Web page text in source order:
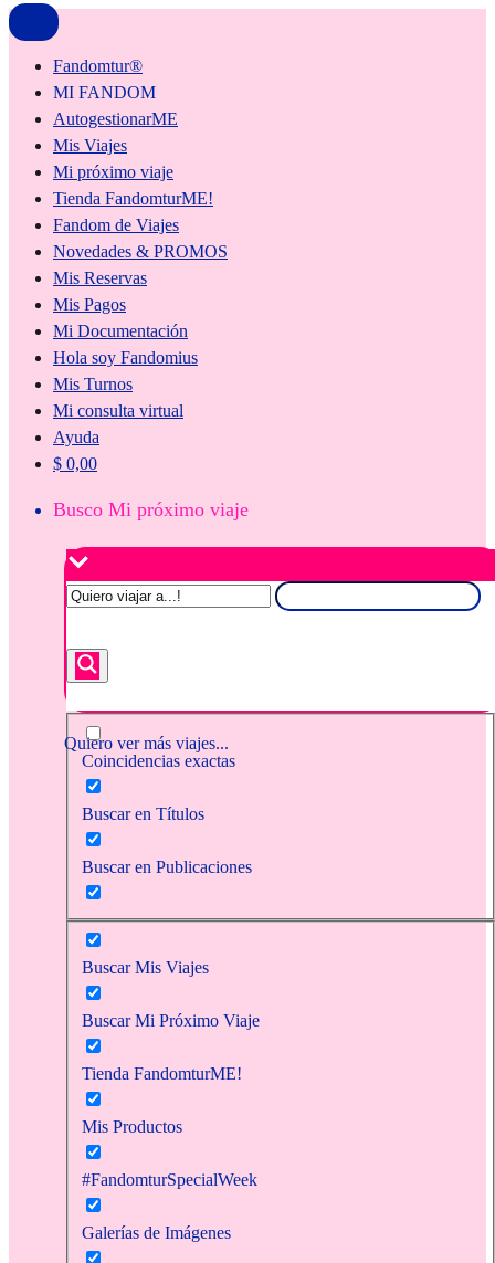
Fandomtur®
MI FANDOM
AutogestionarME
Mis Viajes
Mi próximo viaje
Tienda FandomturME!
Fandom de Viajes
Novedades & PROMOS
Mis Reservas
Mis Pagos
Mi Documentación
Hola soy Fandomius
Mis Turnos
Mi consulta virtual
Ayuda
$ 0,00
Busco Mi próximo viaje
Quiero ver más viajes...
Coincidencias exactas
Buscar en Títulos
Buscar en Publicaciones
Buscar Mis Viajes
Buscar Mi Próximo Viaje
Tienda FandomturME!
Mis Productos
#FandomturSpecialWeek
Galerías de Imágenes